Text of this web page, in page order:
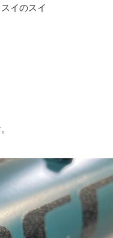
イのスイ